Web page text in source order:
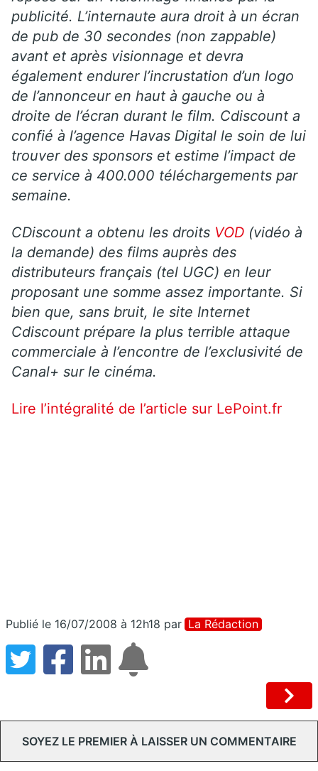
publicité. L’internaute aura droit à un écran
de pub de 30 secondes (non zappable)
avant et après visionnage et devra
également endurer l’incrustation d’un logo
de l’annonceur en haut à gauche ou à
droite de l’écran durant le film. Cdiscount a
confié à l’agence Havas Digital le soin de lui
trouver des sponsors et estime l’impact de
ce service à 400.000 téléchargements par
semaine.
CDiscount a obtenu les droits VOD (vidéo à
la demande) des films auprès des
distributeurs français (tel UGC) en leur
proposant une somme assez importante. Si
bien que, sans bruit, le site Internet
Cdiscount prépare la plus terrible attaque
commerciale à l’encontre de l’exclusivité de
Canal+ sur le cinéma.
Lire l’intégralité de l’article sur LePoint.fr
Publié le 16/07/2008 à 12h18 par La Rédaction
SOYEZ LE PREMIER À LAISSER UN COMMENTAIRE